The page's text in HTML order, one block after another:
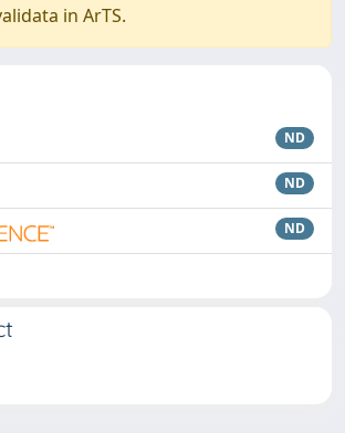
in ArTS.
ND
ND
ND